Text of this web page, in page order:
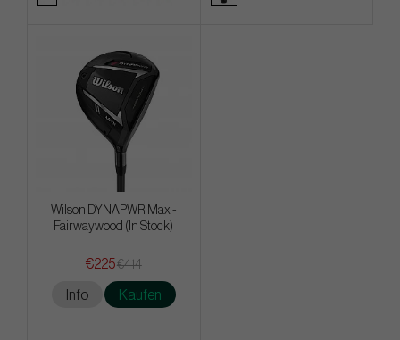
Wilson DYNAPWR Max -
Fairwaywood (In Stock)
€225€414
Info Kaufen